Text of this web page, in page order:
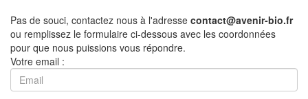
Pas de souci, contactez nous à l'adresse contact@avenir-bio.fr
ou remplissez le formulaire ci-dessous avec les coordonnées
pour que nous puissions vous répondre.
Votre email :